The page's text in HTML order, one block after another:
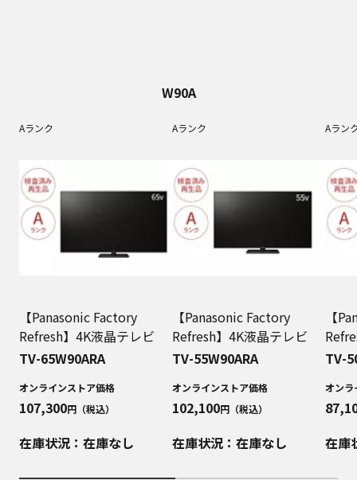
W90A
Aランク
【Panasonic Factory
Refresh】4K液晶テレビ
TV-65W90ARA
オンラインストア価格
107,300円（税込）
在庫状況：在庫なし
Aランク
【Panasonic Factory
Refresh】4K液晶テレビ
TV-55W90ARA
オンラインストア価格
102,100円（税込）
在庫状況：在庫なし
Aラン
【
TV-
オンラ
在庫